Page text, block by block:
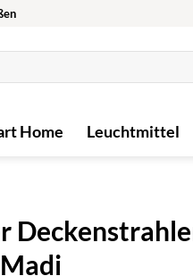
Home Leuchtmittel